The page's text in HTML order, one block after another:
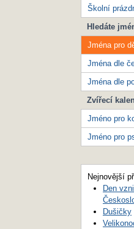
Školní
Hledáte
Jména pro
Jména dle
Jména dle
Zvířecí
Jméno pro
Jméno pro
Nejnovější
Den
Dušičky